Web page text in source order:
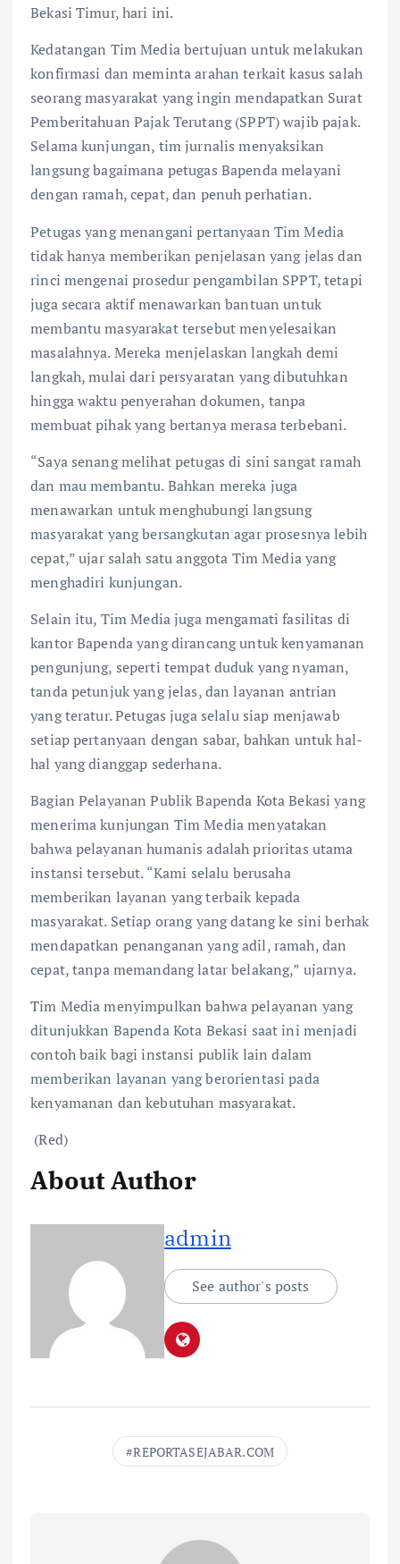
Bekasi Timur, hari ini.
Kedatangan Tim Media bertujuan untuk melakukan
konfirmasi dan meminta arahan terkait kasus salah
seorang masyarakat yang ingin mendapatkan Surat
Pemberitahuan Pajak Terutang (SPPT) wajib pajak.
Selama kunjungan, tim jurnalis menyaksikan
langsung bagaimana petugas Bapenda melayani
dengan ramah, cepat, dan penuh perhatian.
Petugas yang menangani pertanyaan Tim Media
tidak hanya memberikan penjelasan yang jelas dan
rinci mengenai prosedur pengambilan SPPT, tetapi
juga secara aktif menawarkan bantuan untuk
membantu masyarakat tersebut menyelesaikan
masalahnya. Mereka menjelaskan langkah demi
langkah, mulai dari persyaratan yang dibutuhkan
hingga waktu penyerahan dokumen, tanpa
membuat pihak yang bertanya merasa terbebani.
“Saya senang melihat petugas di sini sangat ramah
dan mau membantu. Bahkan mereka juga
menawarkan untuk menghubungi langsung
masyarakat yang bersangkutan agar prosesnya lebih
cepat,” ujar salah satu anggota Tim Media yang
menghadiri kunjungan.
Selain itu, Tim Media juga mengamati fasilitas di
kantor Bapenda yang dirancang untuk kenyamanan
pengunjung, seperti tempat duduk yang nyaman,
tanda petunjuk yang jelas, dan layanan antrian
yang teratur. Petugas juga selalu siap menjawab
setiap pertanyaan dengan sabar, bahkan untuk hal-
hal yang dianggap sederhana.
Bagian Pelayanan Publik Bapenda Kota Bekasi yang
menerima kunjungan Tim Media menyatakan
bahwa pelayanan humanis adalah prioritas utama
instansi tersebut. “Kami selalu berusaha
memberikan layanan yang terbaik kepada
masyarakat. Setiap orang yang datang ke sini berhak
mendapatkan penanganan yang adil, ramah, dan
cepat, tanpa memandang latar belakang,” ujarnya.
Tim Media menyimpulkan bahwa pelayanan yang
ditunjukkan Bapenda Kota Bekasi saat ini menjadi
contoh baik bagi instansi publik lain dalam
memberikan layanan yang berorientasi pada
kenyamanan dan kebutuhan masyarakat.
(Red)
About Author
admin
See author's posts
REPORTASEJABAR.COM